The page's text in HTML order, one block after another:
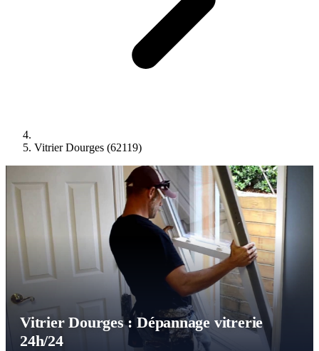
Vitrier Dourges (62119)
Vitrier Dourges : Dépannage vitrerie
24h/24